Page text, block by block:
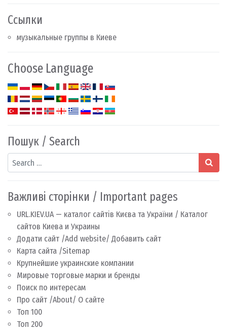
Ссылки
музыкальные группы в Киеве
Choose Language
Пошук / Search
Search
Важливі сторінки / Important pages
URL.KIEV.UA — каталог сайтів Києва та України / Каталог
сайтов Киева и Украины
Додати сайт /Add website/ Добавить сайт
Карта сайта /Sitemap
Крупнейшие украинские компании
Мировые торговые марки и бренды
Поиск по интересам
Про сайт /About/ О сайте
Топ 100
Топ 200